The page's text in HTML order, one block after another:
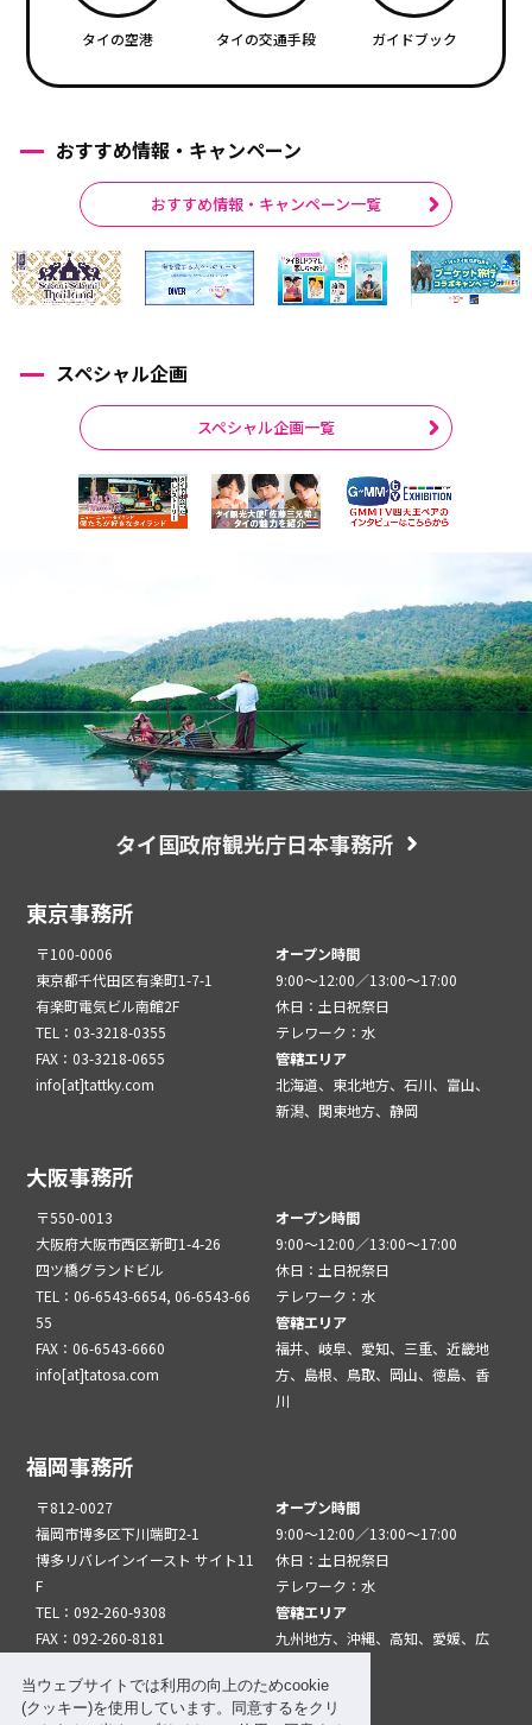
当ウェブサイトでは利用の向上のためcookie
(クッキー)を使用しています。同意するをクリ
タイの空港 タイの交通手段 ガイドブック
おすすめ情報・キャンペーン
おすすめ情報・キャンペーン一覧
スペシャル企画
スペシャル企画一覧
タイ国政府観光庁日本事務所
東京事務所
〒100-0006
東京都千代田区有楽町1-7-1
有楽町電気ビル南館2F
TEL：03-3218-0355
FAX：03-3218-0655
info[at]tattky.com
オープン時間
9:00～12:00／13:00～17:00
休日：土日祝祭日
テレワーク：水
管轄エリア
北海道、東北地方、石川、富山、
新潟、関東地方、静岡
大阪事務所
〒550-0013
大阪府大阪市西区新町1-4-26
四ツ橋グランドビル
TEL：06-6543-6654, 06-6543-66
55
FAX：06-6543-6660
info[at]tatosa.com
オープン時間
9:00～12:00／13:00～17:00
休日：土日祝祭日
テレワーク：水
管轄エリア
福井、岐阜、愛知、三重、近畿地
方、島根、鳥取、岡山、徳島、香
川
福岡事務所
〒812-0027
福岡市博多区下川端町2-1
博多リバレインイースト サイト11
F
TEL：092-260-9308
FAX：092-260-8181
オープン時間
9:00～12:00／13:00～17:00
休日：土日祝祭日
テレワーク：水
管轄エリア
九州地方、沖縄、高知、愛媛、広